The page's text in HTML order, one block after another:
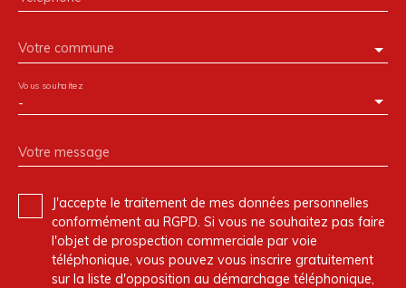
Votre commune
-
Vous souhaitez
Votre message
J'accepte le traitement de mes données personnelles
conformément au RGPD. Si vous ne souhaitez pas faire
l'objet de prospection commerciale par voie
téléphonique, vous pouvez vous inscrire gratuitement
sur la liste d'opposition au démarchage téléphonique,